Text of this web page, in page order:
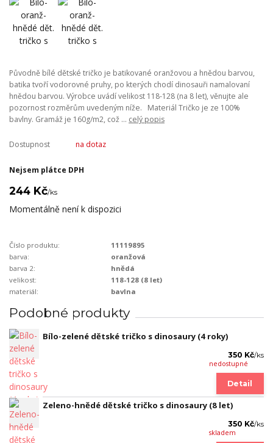
Původně bílé dětské tričko je batikované oranžovou a hnědou barvou,
batika tvoří vodorovné pruhy, po kterých chodí dinosauři namalovaní
hnědou barvou. Výrobce uvádí velikost 118-128 (na 8 let), věnujte ale
pozornost rozměrům uvedeným níže. Materiál Tričko je ze 100%
bavlny. Gramáž je 160g/m2, což ... celý popis
Dostupnost na dotaz
Nejsem plátce DPH
244 Kč/ks
Momentálně není k dispozici
Číslo produktu:
11119895
barva:
oranžová
barva 2:
hnědá
velikost:
118-128 (8 let)
materiál:
bavlna
Podobné produkty
Bílo-zelené dětské tričko s dinosaury (4 roky)
350 Kč/ks
nedostupné
Detail
Zeleno-hnědé dětské tričko s dinosaury (8 let)
350 Kč/ks
skladem